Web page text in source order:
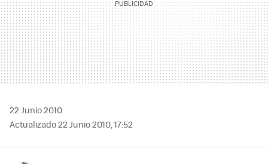
22 Junio 2010
Actualizado 22 Junio 2010, 17:52